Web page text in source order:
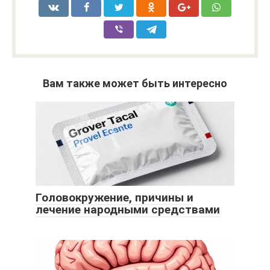
Вам также может быть интересно
Головокружение, причины и
лечение народными средствами